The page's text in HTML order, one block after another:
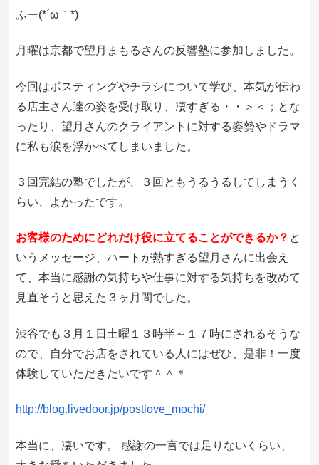
ふー(*´ω｀*)
月曜は京都で望月まもるさんの反響塾に参加しました。
今回はポスティングやチラシについて学び、本気が伝わ
る店主さん達の姿を受け取り、凄すぎる・・＞＜；とな
ったり、望月さんのクライアントに対する姿勢やドラマ
に私も涙を浮かべてしまいました。
３回完結の塾でしたが、３回ともうるうるしてしまうく
らい、よかったです。
お客様のためにどれだけ役に立てることができるか？ と
いうメッセージ、ハートが熱すぎる望月さんに出会え
て、本当に感謝の気持ちや仕事に対する気持ちを改めて
見直そうと思えた３ヶ月間でした。
渋谷でも３月１日土曜１３時半～１７時にされるそうな
ので、自分でお店をされている人にはぜひ、是非！一度
体験していただきたいです＾＾＊
http://blog.livedoor.jp/postlove_mochi/
本当に、凄いです。 感謝の一言では足りないくらい、